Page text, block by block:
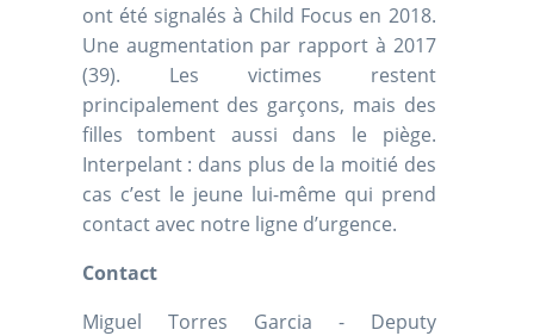
ont été signalés à Child Focus en 2018.
Une augmentation par rapport à 2017
(39). Les victimes restent
principalement des garçons, mais des
filles tombent aussi dans le piège.
Interpelant : dans plus de la moitié des
cas c’est le jeune lui-même qui prend
contact avec notre ligne d’urgence.
Contact
Miguel Torres Garcia - Deputy